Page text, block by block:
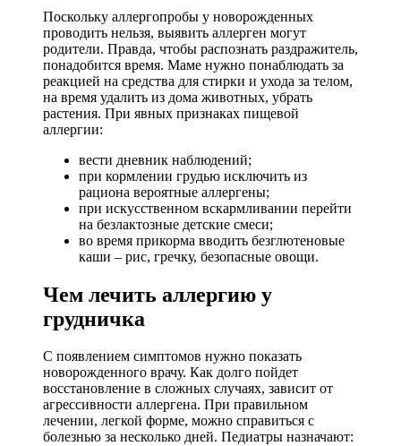
Поскольку аллергопробы у новорожденных
проводить нельзя, выявить аллерген могут
родители. Правда, чтобы распознать раздражитель,
понадобится время. Маме нужно понаблюдать за
реакцией на средства для стирки и ухода за телом,
на время удалить из дома животных, убрать
растения. При явных признаках пищевой
аллергии:
вести дневник наблюдений;
при кормлении грудью исключить из
рациона вероятные аллергены;
при искусственном вскармливании перейти
на безлактозные детские смеси;
во время прикорма вводить безглютеновые
каши – рис, гречку, безопасные овощи.
Чем лечить аллергию у
грудничка
С появлением симптомов нужно показать
новорожденного врачу. Как долго пойдет
восстановление в сложных случаях, зависит от
агрессивности аллергена. При правильном
лечении, легкой форме, можно справиться с
болезнью за несколько дней. Педиатры назначают: